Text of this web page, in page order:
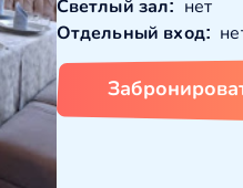
Светлый зал:
нет
Отдельный вход: